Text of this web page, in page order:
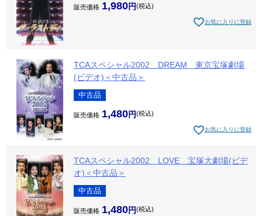
販売価格 1,980 税込
お気に入りに登録
TCAスペシャル2002 DREAM 東京宝塚劇場
(ビデオ)＜中古品＞
中古品
販売価格 1,480 税込
お気に入りに登録
TCAスペシャル2002 LOVE 宝塚大劇場(ビデ
オ)＜中古品＞
中古品
販売価格 1,480 税込